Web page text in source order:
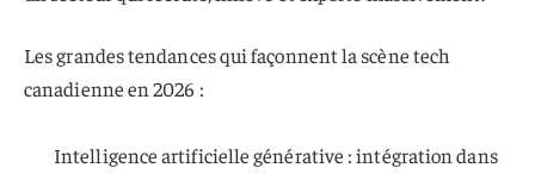
Les grandes tendances qui façonnent la scène tech
canadienne en 2026 :
Intelligence artificielle générative : intégration dans